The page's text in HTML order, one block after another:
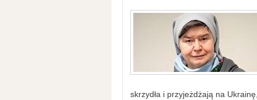
skrzydła i przyjeżdżają na